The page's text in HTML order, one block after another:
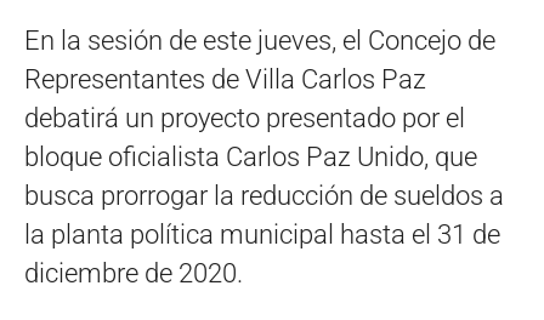
En la sesión de este jueves, el Concejo de
Representantes de Villa Carlos Paz
debatirá un proyecto presentado por el
bloque oficialista Carlos Paz Unido, que
busca prorrogar la reducción de sueldos a
la planta política municipal hasta el 31 de
diciembre de 2020.